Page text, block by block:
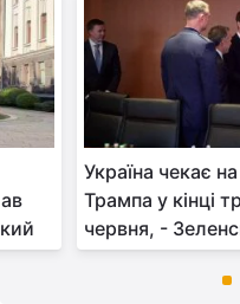
Україна чекає
Трампа у кінці
червня, -